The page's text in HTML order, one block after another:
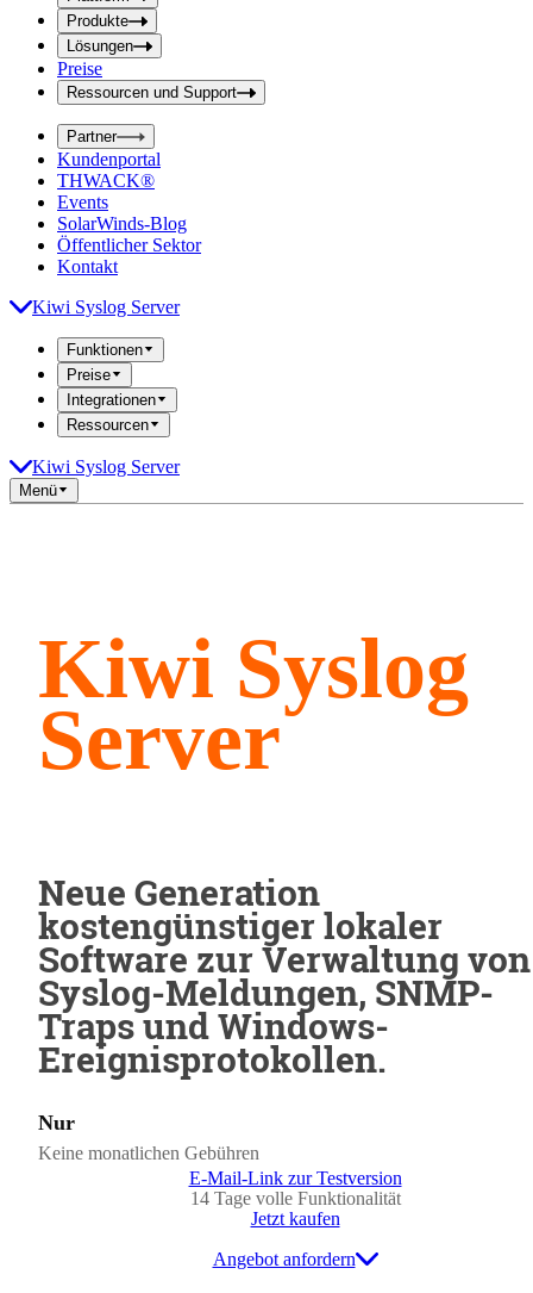
f
e
l
d
e
i
n
g
a
b
e
Produkte
Lösungen
Preise
Ressourcen und Support
Partner
Kundenportal
THWACK®
Events
SolarWinds-Blog
Öffentlicher Sektor
Kontakt
Kiwi Syslog Server
Funktionen
Preise
Integrationen
Ressourcen
Kiwi Syslog Server
Menü
Kiwi Syslog
Server
Neue Generation
kostengünstiger lokaler
Software zur Verwaltung von
Syslog-Meldungen, SNMP-
Traps und Windows-
Ereignisprotokollen.
Nur
Keine monatlichen Gebühren
E-Mail-Link zur Testversion
14 Tage volle Funktionalität
Jetzt kaufen
Angebot anfordern